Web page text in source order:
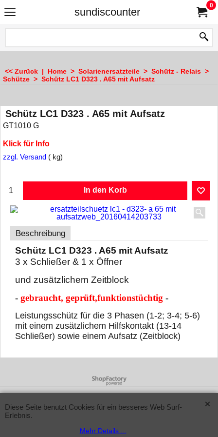
sundiscounter
0
<< Zurück | Home > Solarienersatzteile > Schütz - Relais >
Schütze > Schütz LC1 D323 . A65 mit Aufsatz
Schütz LC1 D323 . A65 mit Aufsatz
GT1010 G
Klick für Info
zzgl. Versand kg
In den Korb
Beschreibung
Schütz LC1 D323 . A65 mit Aufsatz
3 x Schließer & 1 x Öffner
und zusätzlichem Zeitblock
- gebraucht, geprüft,funktionstüchtig -
Leistungsschütz für die 3 Phasen (1-2; 3-4; 5-6)
mit einem zusätzlichem Hilfskontakt (13-14
Schließer) sowie einem Aufsatz (Zeitblock)
WebShop erstellt mit ShopFactory Shop Software.
Diese Seite benutzt Cookies für ein besseres Web Surf-
Erlebnis.
Mehr Details ...